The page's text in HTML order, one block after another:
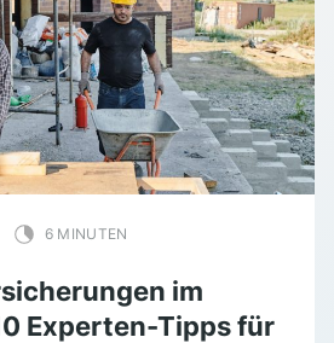
6 MINUTEN
im
Experten-Tipps für